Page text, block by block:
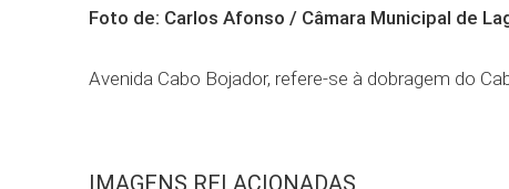
Foto de: Carlos Afonso / Câmara Municipal de
Avenida Cabo Bojador, refere-se à dobragem do
IMAGENS RELACIONADAS